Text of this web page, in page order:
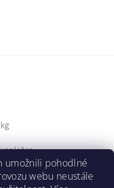
položce.
umožnili pohodlné
webu neustále